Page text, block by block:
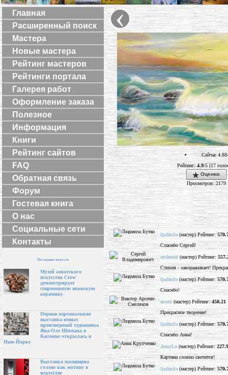
Главная
Расширенный поиск
Мастера
Новые мастера
Рейтинг мастеров
Рейтинги портала
Галерея работ
Оформление заказа
Полезное
Информация
Книги
Рейтинг сайтов
FAQ
Обратная связь
Форум
Гостевая книга
О нас
Социальные сети
Контакты
Последние новости
Музей азиатского
искусства Crow
демонстрирует
современную японскую
керамику
Первая персональная
выставка новых
произведений художника
Яна-Оле Шимана в
Касмине открылась в
Нью-Йорке
Выставка посвящена
голове как мотиву в
искусстве
‹
Сейчас
Рейтинг:4.9/5 (17
Оценки.
Просмотров: 2179
ljudmila (мастер) Рейтинг:
Спасибо Сергей!
artdemid (мастер) Рейтинг:
Стихия - завораживает!
ljudmila (мастер) Рейтинг:
Спасибо!
arseni (мастер) Рейтинг: 450.21
Прекрасное творение!
ljudmila (мастер) Рейтинг:
Спасибо Анна!
AnnyLu (мастер) Рейтинг:
Картина словно светится!
ljudmila (мастер) Рейтинг: